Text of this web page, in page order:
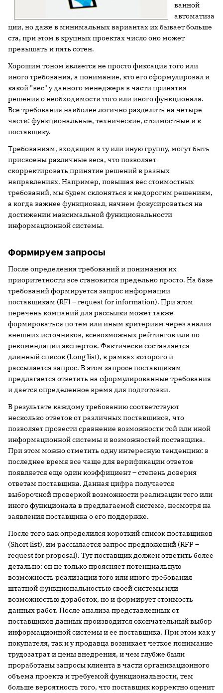
ванной
автоматиза
ции, но даже в минимальных вариантах их бывает больше
ста, при этом в крупных проектах число оно может
превышать и пять сотен.
Хорошим тоном является не просто фиксация того или
иного требования, а понимание, кто его сформулировал и
какой "вес" у данного менеджера в части принятия
решения о необходимости того или иного функционала.
Все требования наиболее логично разделить на четыре
части: функциональные, технические, стоимостные и к
поставщику.
Требованиям, входящим в ту или иную группу, могут быть
присвоены различные веса, что позволяет
скорректировать принятие решений в разных
направлениях. Например, повышая вес стоимостных
требований, мы будем склоняться к недорогим решениям,
а когда важнее функционал, начнем фокусироваться на
достижении максимальной функциональности
информационной системы.
Формируем запросы
После определения требований и понимания их
приоритетности все становится предельно просто. На базе
требований формируется запрос информации
поставщикам (RFI – request for information). При этом
перечень компаний для рассылки может также
формироваться по тем или иным критериям через анализ
внешних источников, всевозможных рейтингов или по
рекомендации экспертов. Фактически составляется
длинный список (Long list), в рамках которого и
рассылается запрос. В этом запросе поставщикам
предлагается ответить на сформулированные требования
и дается определенное время для подготовки.
В результате каждому требованию соответствуют
несколько ответов от различных поставщиков, что
позволяет провести сравнение возможности той или иной
информационной системы и возможностей поставщика.
При этом можно отметить одну интересную тенденцию: в
последнее время все чаще для верификации ответов
появляется еще один коэффициент – степень доверия
ответам поставщика. Данная цифра получается
выборочной проверкой возможности реализации того или
иного функционала в предлагаемой системе, несмотря на
заявления поставщика о его поддержке.
После того как определился короткий список поставщиков
(Short list), им рассылается запрос предложений (RFP –
request for proposal). Тут поставщик должен ответить более
детально: он не только проясняет потенциальную
возможность реализации того или иного требования
штатной функциональностью своей системы или
возможностью доработок, но и формирует стоимость
данных работ. После анализа представленных от
поставщиков данных производится окончательный выбор
информационной системы и ее поставщика. При этом как у
покупателя, так и у продавца возникает четкое понимание
трудозатрат и цены внедрения, и чем глубже были
проработаны запросы клиента в части организационного
объема проекта и требуемой функциональности, тем
больше вероятность того, что поставщик корректно оценит